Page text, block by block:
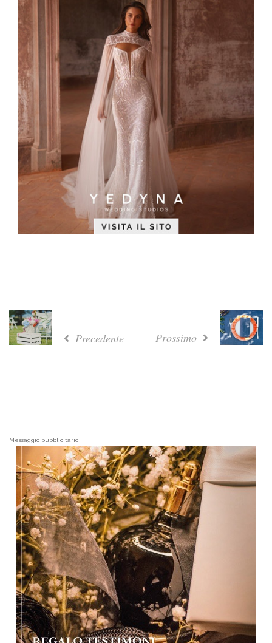
Precedente Prossimo
Messaggio pubblicitario